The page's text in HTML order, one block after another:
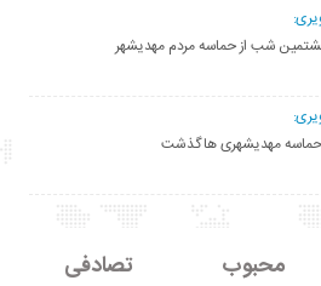
شب از حماسه مردم مهدیشهر
محبوب تصادفی